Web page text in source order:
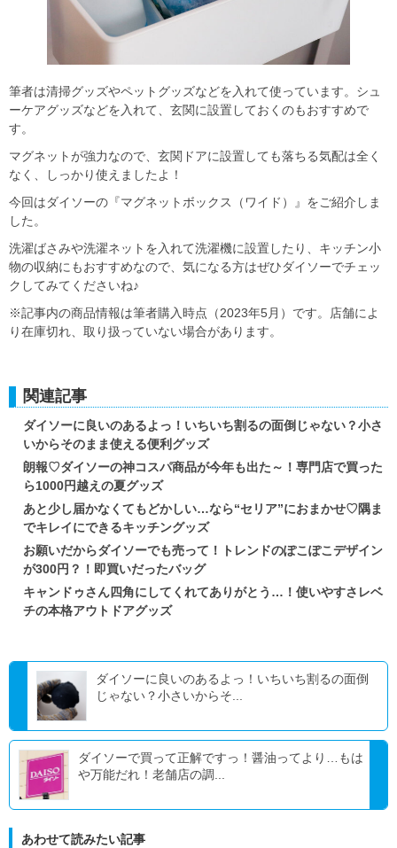
筆者は清掃グッズやペットグッズなどを入れて使っています。シュ
ーケアグッズなどを入れて、玄関に設置しておくのもおすすめで
す。
マグネットが強力なので、玄関ドアに設置しても落ちる気配は全く
なく、しっかり使えましたよ！
今回はダイソーの『マグネットボックス（ワイド）』をご紹介しま
した。
洗濯ばさみや洗濯ネットを入れて洗濯機に設置したり、キッチン小
物の収納にもおすすめなので、気になる方はぜひダイソーでチェッ
クしてみてくださいね♪
※記事内の商品情報は筆者購入時点（2023年5月）です。店舗によ
り在庫切れ、取り扱っていない場合があります。
関連記事
ダイソーに良いのあるよっ！いちいち割るの面倒じゃない？小さ
いからそのまま使える便利グッズ
朗報♡ダイソーの神コスパ商品が今年も出た～！専門店で買った
ら1000円越えの夏グッズ
あと少し届かなくてもどかしい…なら“セリア”におまかせ♡隅ま
でキレイにできるキッチングッズ
お願いだからダイソーでも売って！トレンドのぽこぽこデザイン
が300円？！即買いだったバッグ
キャンドゥさん四角にしてくれてありがとう…！使いやすさレベ
チの本格アウトドアグッズ
ダイソーに良いのあるよっ！いちいち割るの面倒
じゃない？小さいからそ...
ダイソーで買って正解ですっ！醤油ってより…もは
や万能だれ！老舗店の調...
あわせて読みたい記事